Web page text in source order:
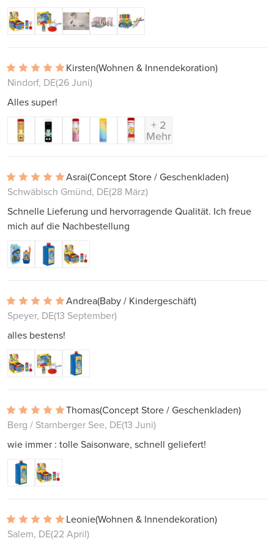
Kirsten(Wohnen & Innendekoration)
Nindorf, DE(26 Juni)
Alles super!
+ 2
Mehr
Asrai(Concept Store / Geschenkladen)
Schwäbisch Gmünd, DE(28 März)
Schnelle Lieferung und hervorragende Qualität. Ich freue
mich auf die Nachbestellung
Andrea(Baby / Kindergeschäft)
Speyer, DE(13 September)
alles bestens!
Thomas(Concept Store / Geschenkladen)
Berg / Starnberger See, DE(13 Juni)
wie immer : tolle Saisonware, schnell geliefert!
Leonie(Wohnen & Innendekoration)
Salem, DE(22 April)